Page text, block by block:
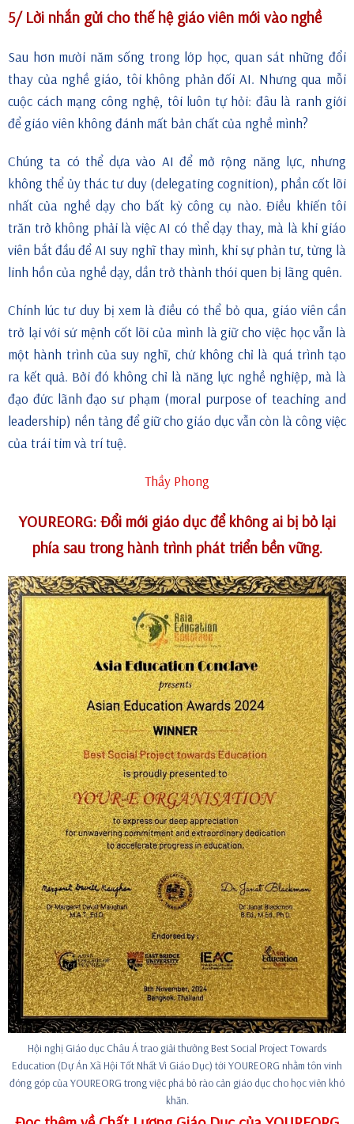
5/ Lời nhắn gửi cho thế hệ giáo viên mới vào nghề
Sau hơn mười năm sống trong lớp học, quan sát những đổi
thay của nghề giáo, tôi không phản đối AI. Nhưng qua mỗi
cuộc cách mạng công nghệ, tôi luôn tự hỏi: đâu là ranh giới
để giáo viên không đánh mất bản chất của nghề mình?
Chúng ta có thể dựa vào AI để mở rộng năng lực, nhưng
không thể ủy thác tư duy (delegating cognition), phần cốt lõi
nhất của nghề dạy cho bất kỳ công cụ nào. Điều khiến tôi
trăn trở không phải là việc AI có thể dạy thay, mà là khi giáo
viên bắt đầu để AI suy nghĩ thay mình, khi sự phản tư, từng là
linh hồn của nghề dạy, dần trở thành thói quen bị lãng quên.
Chính lúc tư duy bị xem là điều có thể bỏ qua, giáo viên cần
trở lại với sứ mệnh cốt lõi của mình là giữ cho việc học vẫn là
một hành trình của suy nghĩ, chứ không chỉ là quá trình tạo
ra kết quả. Bởi đó không chỉ là năng lực nghề nghiệp, mà là
đạo đức lãnh đạo sư phạm (moral purpose of teaching and
leadership) nền tảng để giữ cho giáo dục vẫn còn là công việc
của trái tim và trí tuệ.
Thầy Phong
YOUREORG: Đổi mới giáo dục để không ai bị bỏ lại
phía sau trong hành trình phát triển bền vững.
Hội nghị Giáo dục Châu Á trao giải thưởng Best Social Project Towards
Education (Dự Án Xã Hội Tốt Nhất Vì Giáo Dục) tới YOUREORG nhằm tôn vinh
đóng góp của YOUREORG trong việc phá bỏ rào cản giáo dục cho học viên khó
khăn.